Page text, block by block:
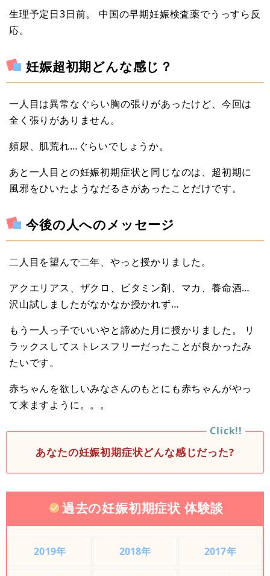
生理予定日3日前。 中国の早期妊娠検査薬でうっすら反
応。
妊娠超初期どんな感じ？
一人目は異常なぐらい胸の張りがあったけど、今回は
全く張りがありません。
頻尿、肌荒れ…ぐらいでしょうか。
あと一人目との妊娠初期症状と同じなのは、超初期に
風邪をひいたようなだるさがあったことだけです。
今後の人へのメッセージ
二人目を望んで二年、やっと授かりました。
アクエリアス、ザクロ、ビタミン剤、マカ、養命酒…
沢山試しましたがなかなか授かれず…
もう一人っ子でいいやと諦めた月に授かりました。 リ
ラックスしてストレスフリーだったことが良かったみ
たいです。
赤ちゃんを欲しいみなさんのもとにも赤ちゃんがやっ
て来ますように。。。
あなたの妊娠初期症状どんな感じだった?
過去の妊娠初期症状 体験談
2019年 2018年 2017年